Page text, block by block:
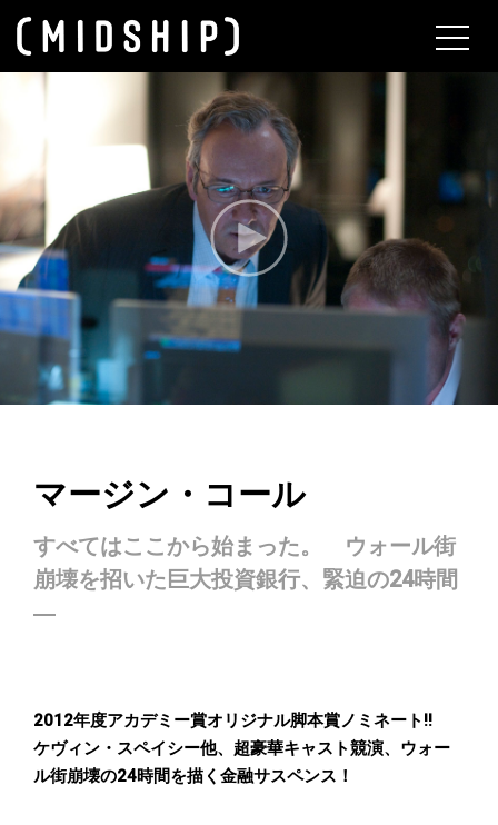
マージン・コール
すべてはここから始まった。 ウォール街
崩壊を招いた巨大投資銀行、緊迫の24時間
―
2012年度アカデミー賞オリジナル脚本賞ノミネート!!
ケヴィン・スペイシー他、超豪華キャスト競演、ウォー
ル街崩壊の24時間を描く金融サスペンス！
About